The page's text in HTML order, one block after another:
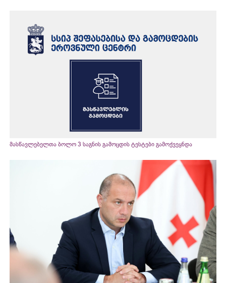
მასწავლებელთა ბოლო 3 საგნის გამოცდის ტესტები გამოქვეყნდა